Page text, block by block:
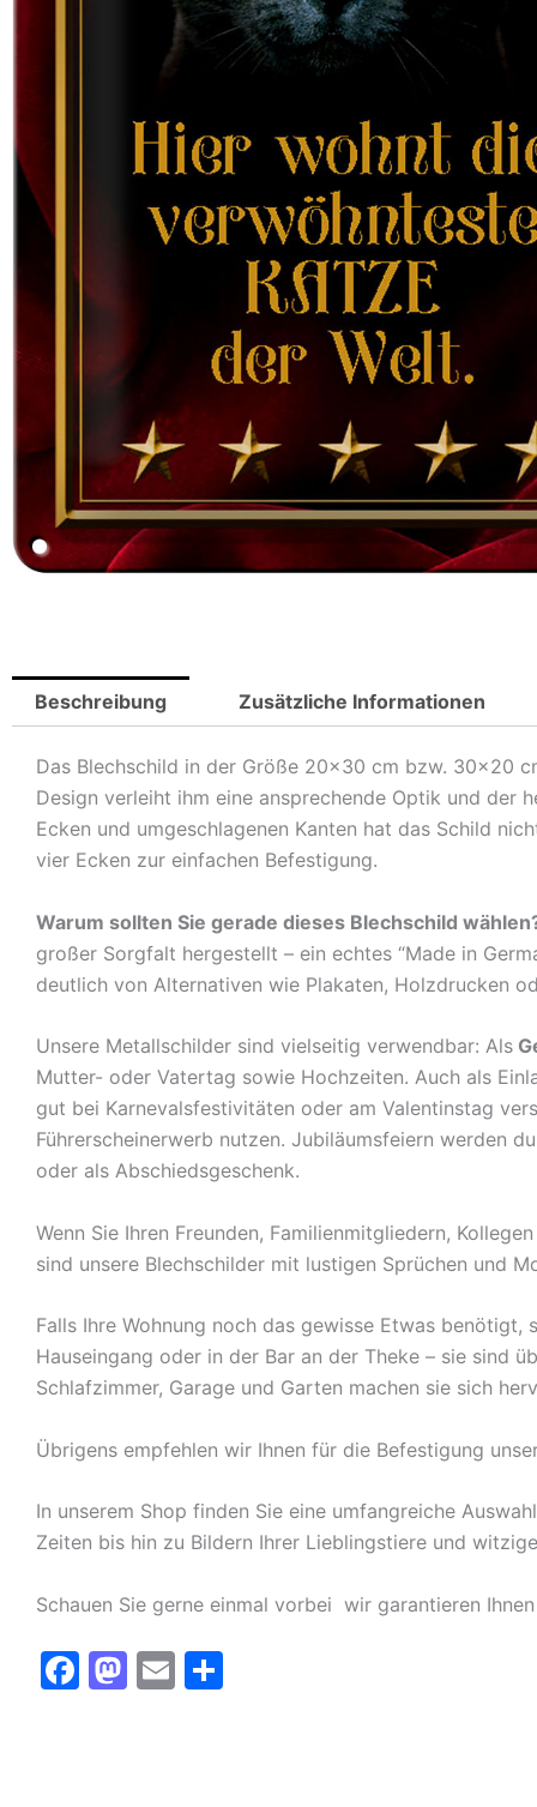
Beschreibung Zusätzliche Informationen
Das Blechschild in der Größe 20×30 cm bzw. 30×20
Design verleiht ihm eine ansprechende Optik und der
Ecken und umgeschlagenen Kanten hat das Schild
vier Ecken zur einfachen Befestigung.
Warum sollten Sie gerade dieses Blechschild
großer Sorgfalt hergestellt – ein echtes “Made in
deutlich von Alternativen wie Plakaten, Holzdrucken
Unsere Metallschilder sind vielseitig verwendbar: Als
Mutter- oder Vatertag sowie Hochzeiten. Auch als
gut bei Karnevalsfestivitäten oder am Valentinstag
Führerscheinerwerb nutzen. Jubiläumsfeiern werden
oder als Abschiedsgeschenk.
Wenn Sie Ihren Freunden, Familienmitgliedern,
sind unsere Blechschilder mit lustigen Sprüchen und
Falls Ihre Wohnung noch das gewisse Etwas benötigt,
Hauseingang oder in der Bar an der Theke – sie sind
Schlafzimmer, Garage und Garten machen sie sich
Übrigens empfehlen wir Ihnen für die Befestigung
In unserem Shop finden Sie eine umfangreiche
Zeiten bis hin zu Bildern Ihrer Lieblingstiere und
Schauen Sie gerne einmal vorbei  wir garantieren
F
M E